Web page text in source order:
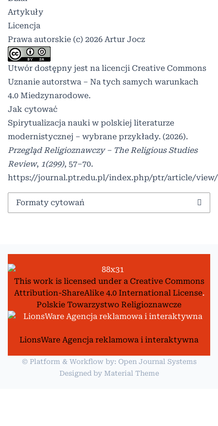
Artykuły
Licencja
Prawa autorskie (c) 2026 Artur Jocz
Utwór dostępny jest na licencji Creative Commons
Uznanie autorstwa – Na tych samych warunkach
4.0 Miedzynarodowe.
Jak cytować
Spirytualizacja nauki w polskiej literaturze
modernistycznej – wybrane przykłady. (2026).
Przegląd Religioznawczy – The Religious Studies
Review, 1(299), 57–70.
https://journal.ptr.edu.pl/index.php/ptr/article/view/
Formaty cytowań
This work is licensed under a Creative Commons
Attribution-ShareAlike 4.0 International License.
Polskie Towarzystwo Religioznawcze
LionsWare Agencja reklamowa i interaktywna
© Platform & Workflow by: Open Journal Systems
Designed by Material Theme